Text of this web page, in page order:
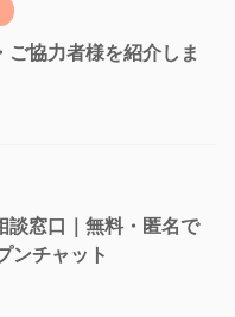
ご協力者様を紹介しま
談窓口｜無料・匿名で
ンチャット